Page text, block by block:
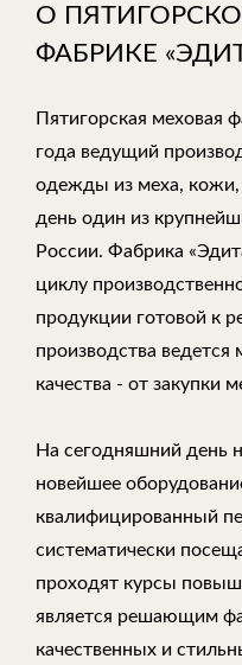
О
ФАБРИКЕ
Пятигорская меховая
года ведущий
одежды из меха,
день один из
России. Фабрика
циклу
продукции готовой к
производства
качества - от закупки
На сегодняшний день
новейшее
квалифицированный
систематически
проходят курсы
является решающим
качественных и